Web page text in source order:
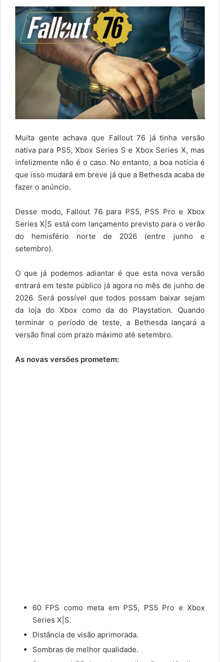
Muita gente achava que Fallout 76 já tinha versão
nativa para PS5, Xbox Series S e Xbox Series X, mas
infelizmente não é o caso. No entanto, a boa notícia é
que isso mudará em breve já que a Bethesda acaba de
fazer o anúncio.
Desse modo, Fallout 76 para PS5, PS5 Pro e Xbox
Series X|S está com lançamento previsto para o verão
do hemisfério norte de 2026 (entre junho e
setembro).
O que já podemos adiantar é que esta nova versão
entrará em teste público já agora no mês de junho de
2026. Será possível que todos possam baixar sejam
da loja do Xbox como da do Playstation. Quando
terminar o período de teste, a Bethesda lançará a
versão final com prazo máximo até setembro.
As novas versões prometem:
60 FPS como meta em PS5, PS5 Pro e Xbox
Series X|S.
Distância de visão aprimorada.
Sombras de melhor qualidade.